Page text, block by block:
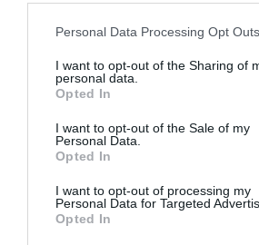
Please note that this website/app uses
not limited to your visit or usage
grant or deny consent to Google and its
use your data for below specified
consent section.
Personal Data Processing Opt Outs
I want to opt-out of the Sharing of
personal data.
Opted In
I want to opt-out of the Sale of my
Personal Data.
Opted In
I want to opt-out of processing my
Personal Data for Targeted
Opted In
Σε ελεύθερη
πετρέλαιο
τιμές τουπετρελαίου
4% μετά την έναρξη των